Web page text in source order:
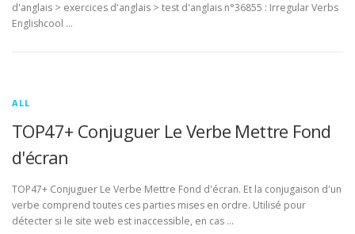
d'anglais > exercices d'anglais > test d'anglais n°36855 : Irregular Verbs
Englishcool …
ALL
TOP47+ Conjuguer Le Verbe Mettre Fond
d'écran
TOP47+ Conjuguer Le Verbe Mettre Fond d'écran. Et la conjugaison d'un
verbe comprend toutes ces parties mises en ordre. Utilisé pour
détecter si le site web est inaccessible, en cas …